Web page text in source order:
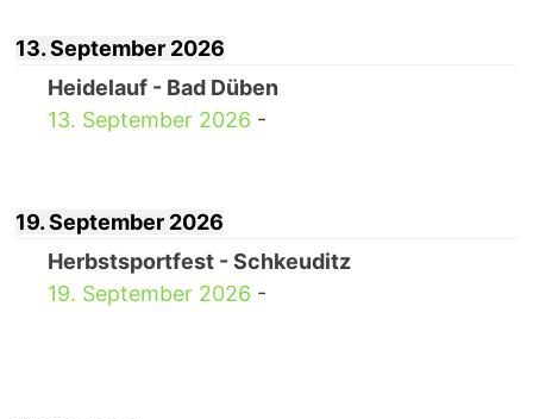
13. September 2026
Heidelauf - Bad Düben
13. September 2026 -
19. September 2026
Herbstsportfest - Schkeuditz
19. September 2026 -